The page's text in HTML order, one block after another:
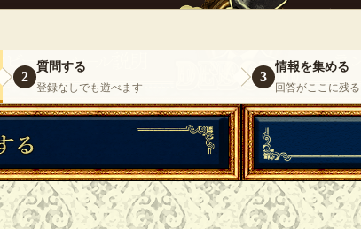
）』
2
質問する
登録なしでも遊べます
3
情報を集める
回答がここに残る